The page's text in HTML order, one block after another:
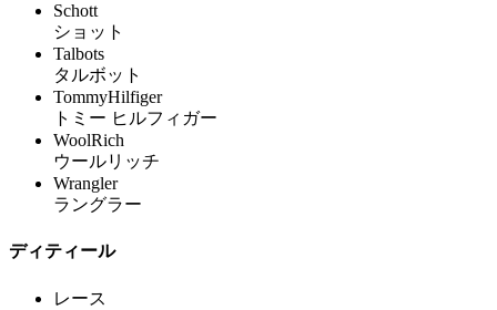
Schott
ショット
Talbots
タルボット
TommyHilfiger
トミー ヒルフィガー
WoolRich
ウールリッチ
Wrangler
ラングラー
ディティール
レース